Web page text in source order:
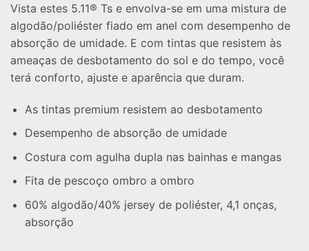
Vista estes 5.11® Ts e envolva-se em uma mistura de
algodão/poliéster fiado em anel com desempenho de
absorção de umidade. E com tintas que resistem às
ameaças de desbotamento do sol e do tempo, você
terá conforto, ajuste e aparência que duram.
As tintas premium resistem ao desbotamento
Desempenho de absorção de umidade
Costura com agulha dupla nas bainhas e mangas
Fita de pescoço ombro a ombro
60% algodão/40% jersey de poliéster, 4,1 onças,
absorção